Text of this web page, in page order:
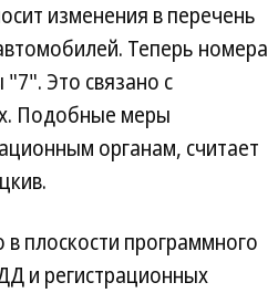
изменения в перечень
Теперь номера
Это связано с
Подобные меры
органам, считает
плоскости программного
и регистрационных